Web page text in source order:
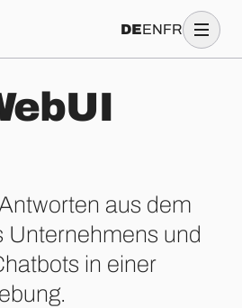
DEENFR
e bUI
aus dem
Unternehmens und
in einer